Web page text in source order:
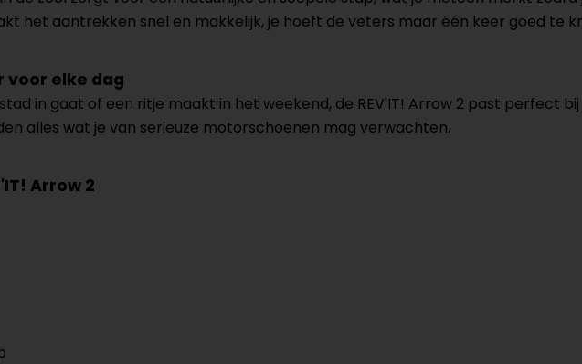
het aantrekken snel en makkelijk, je hoeft de veters maar één keer goed te
voor elke dag
in gaat of een ritje maakt in het weekend, de REV'IT! Arrow 2 past perfect
alles wat je van serieuze motorschoenen mag verwachten.
Arrow 2